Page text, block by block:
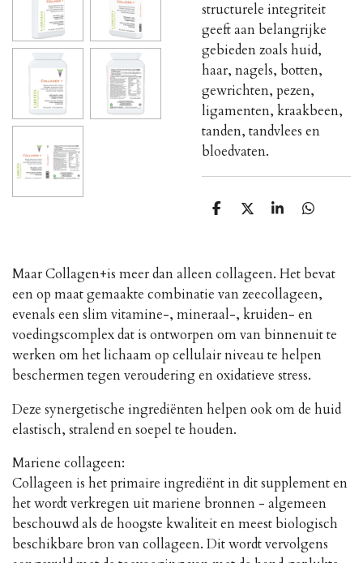
structurele integriteit
geeft aan belangrijke
gebieden zoals huid,
haar, nagels, botten,
gewrichten, pezen,
ligamenten, kraakbeen,
tanden, tandvlees en
bloedvaten.
D
n
D
S
e
D
n
Maar Collagen+is meer dan alleen collageen. Het bevat
een op maat gemaakte combinatie van zeecollageen,
evenals een slim vitamine-, mineraal-, kruiden- en
voedingscomplex dat is ontworpen om van binnenuit te
werken om het lichaam op cellulair niveau te helpen
beschermen tegen veroudering en oxidatieve stress.
Deze synergetische ingrediënten helpen ook om de huid
elastisch, stralend en soepel te houden.
Mariene collageen:
Collageen is het primaire ingrediënt in dit supplement en
het wordt verkregen uit mariene bronnen - algemeen
beschouwd als de hoogste kwaliteit en meest biologisch
beschikbare bron van collageen. Dit wordt vervolgens